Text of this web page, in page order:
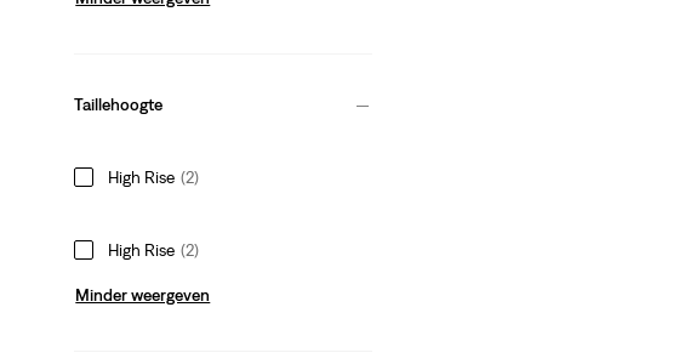
Taillehoogte
High Rise (2)
High Rise (2)
Minder weergeven